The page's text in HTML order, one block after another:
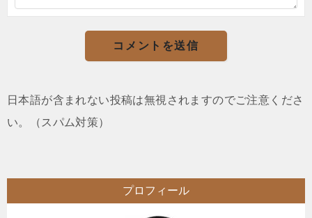
日本語が含まれない投稿は無視されますのでご注意くださ
い。（スパム対策）
プロフィール